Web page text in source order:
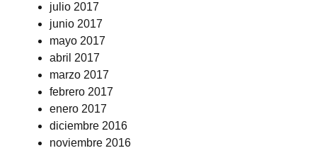
julio 2017
junio 2017
mayo 2017
abril 2017
marzo 2017
febrero 2017
enero 2017
diciembre 2016
noviembre 2016